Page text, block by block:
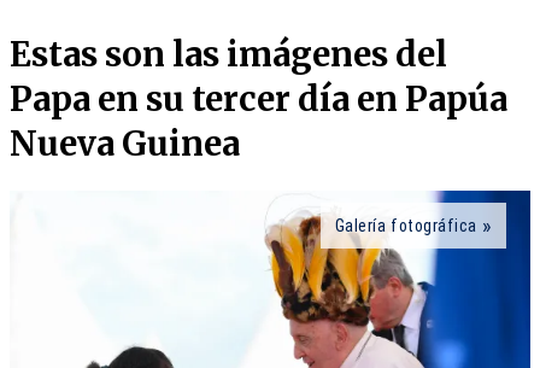
Estas son las imágenes del
Papa en su tercer día en Papúa
Nueva Guinea
Galería fotográfica